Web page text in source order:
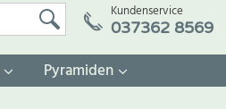
Kundenservice
037362 8569
Pyramiden